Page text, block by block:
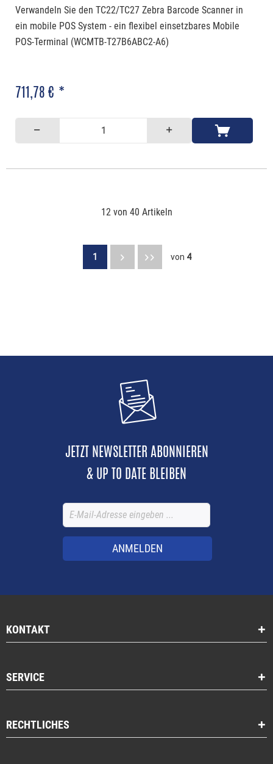
Verwandeln Sie den TC22/TC27 Zebra Barcode Scanner in
ein mobile POS System - ein flexibel einsetzbares Mobile
POS-Terminal (WCMTB-T27B6ABC2-A6)
711,78 € *
12 von 40 Artikeln
1 von 4
JETZT NEWSLETTER ABONNIEREN
& UP TO DATE BLEIBEN
ANMELDEN
KONTAKT
SERVICE
RECHTLICHES